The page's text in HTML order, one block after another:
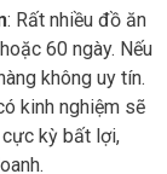
: Rất nhiều đồ ăn
60 ngày. Nếu
không uy tín.
kinh nghiệm sẽ
kỳ bất lợi,